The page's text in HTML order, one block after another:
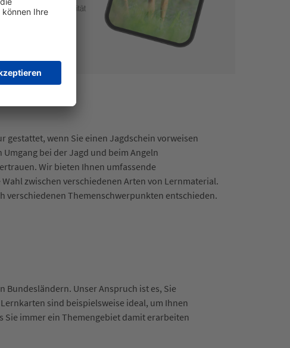
gestattet, wenn Sie einen Jagdschein vorweisen
bei der Jagd und beim Angeln
Wir bieten Ihnen umfassende
zwischen verschiedenen Arten von Lernmaterial.
verschiedenen Themenschwerpunkten entschieden.
Unser Anspruch ist es, Sie
sind beispielsweise ideal, um Ihnen
Sie immer ein Themengebiet damit erarbeiten